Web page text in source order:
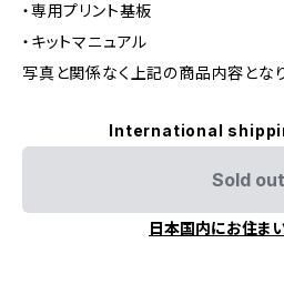
・専用プリント基板
・キットマニュアル
写真と関係なく上記の商品内容となり
International
Sold out
日本国内にお住ま